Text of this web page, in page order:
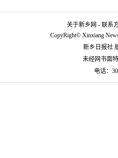
关于新乡网 - 联系
CopyRight©Xinxiang
新乡日报社
未经网书面
电话：